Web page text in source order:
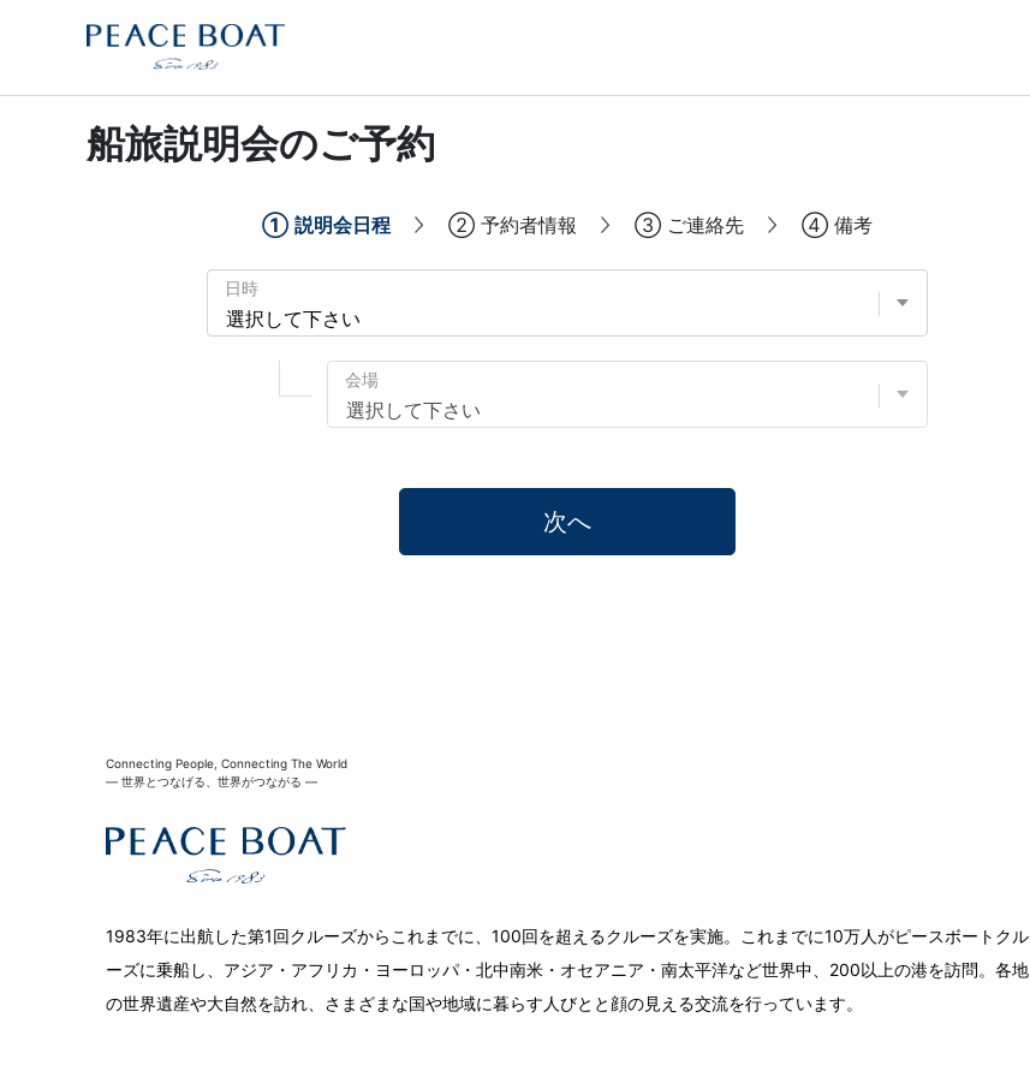
船旅説明会のご予約
① 説明会日程 ② 予約者情報 ③ ご連絡先 ④ 備考
日時
会場
次へ
Connecting People, Connecting The World
― 世界とつなげる、世界がつながる ―
1983年に出航した第1回クルーズからこれまでに、100回を超えるクルーズを実施。これまでに10万人がピースボートクル
ーズに乗船し、アジア・アフリカ・ヨーロッパ・北中南米・オセアニア・南太平洋など世界中、200以上の港を訪問。各地
の世界遺産や大自然を訪れ、さまざまな国や地域に暮らす人びとと顔の見える交流を行っています。